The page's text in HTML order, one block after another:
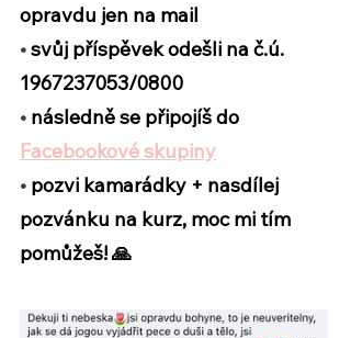
opravdu jen na mail
• svůj příspěvek odešli na č.ú.
1967237053/0800
• následně se připojíš do
Facebookové skupiny
• pozvi kamarádky + nasdílej
pozvánku na kurz, moc mi tím
pomůžeš! 🙏